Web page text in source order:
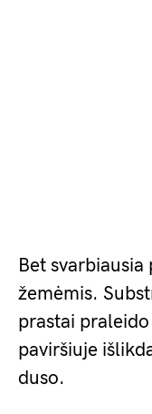
Bet
žemėmis.
prastai
paviršiuje
duso.